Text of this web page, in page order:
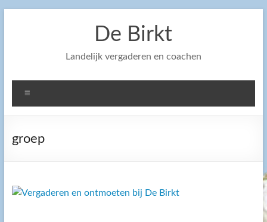
De Birkt
Landelijk vergaderen en coachen
groep